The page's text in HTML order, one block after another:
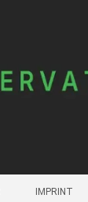
IMPRINT